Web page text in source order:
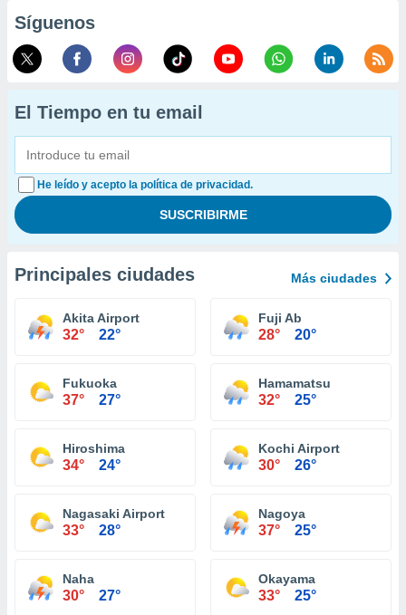
Síguenos
El Tiempo en tu email
He leído y acepto la política de privacidad.
Principales ciudades Más ciudades
Akita Airport
32° 22°
Fuji Ab
28° 20°
Fukuoka
37° 27°
Hamamatsu
32° 25°
Hiroshima
34° 24°
Kochi Airport
30° 26°
Nagasaki Airport
33° 28°
Nagoya
37° 25°
Naha
30° 27°
Okayama
33° 25°